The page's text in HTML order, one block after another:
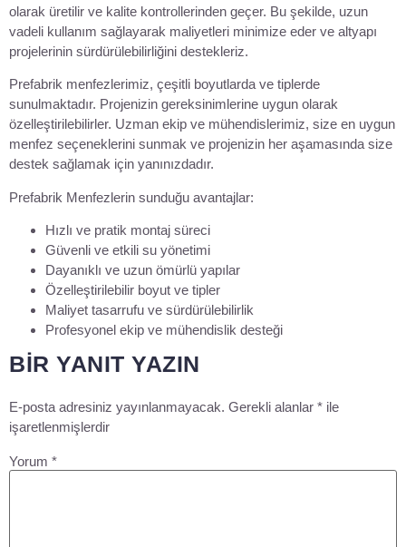
olarak üretilir ve kalite kontrollerinden geçer. Bu şekilde, uzun
vadeli kullanım sağlayarak maliyetleri minimize eder ve altyapı
projelerinin sürdürülebilirliğini destekleriz.
Prefabrik menfezlerimiz, çeşitli boyutlarda ve tiplerde
sunulmaktadır. Projenizin gereksinimlerine uygun olarak
özelleştirilebilirler. Uzman ekip ve mühendislerimiz, size en uygun
menfez seçeneklerini sunmak ve projenizin her aşamasında size
destek sağlamak için yanınızdadır.
Prefabrik Menfezlerin sunduğu avantajlar:
Hızlı ve pratik montaj süreci
Güvenli ve etkili su yönetimi
Dayanıklı ve uzun ömürlü yapılar
Özelleştirilebilir boyut ve tipler
Maliyet tasarrufu ve sürdürülebilirlik
Profesyonel ekip ve mühendislik desteği
BIR YANIT YAZIN
E-posta adresiniz yayınlanmayacak. Gerekli alanlar * ile
işaretlenmişlerdir
Yorum *